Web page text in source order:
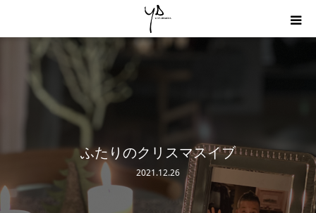
ふたりのクリスマスイブ
2021.12.26
Home
About
Blog